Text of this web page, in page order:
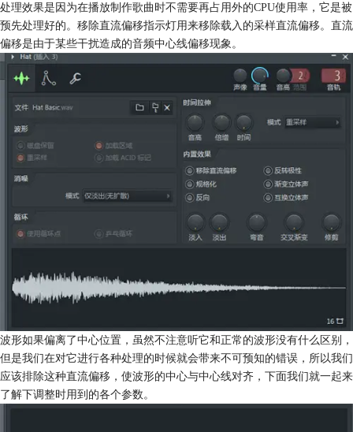
处理效果是因为在播放制作歌曲时不需要再占用外的CPU使用率，它是被
预先处理好的。移除直流偏移指示灯用来移除载入的采样直流偏移。直流
偏移是由于某些干扰造成的音频中心线偏移现象。
波形如果偏离了中心位置，虽然不注意听它和正常的波形没有什么区别，
但是我们在对它进行各种处理的时候就会带来不可预知的错误，所以我们
应该排除这种直流偏移，使波形的中心与中心线对齐，下面我们就一起来
了解下调整时用到的各个参数。